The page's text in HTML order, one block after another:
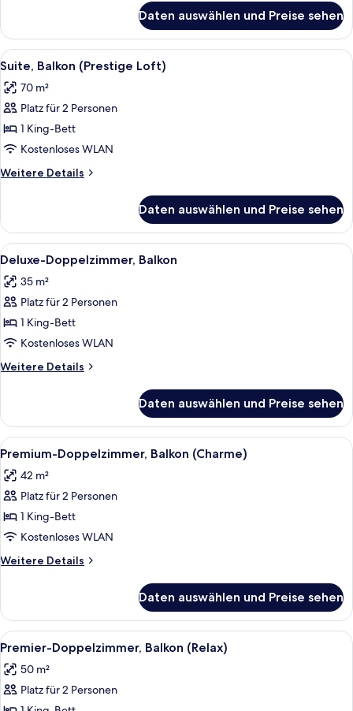
Doppelzimmer,
Balkon
(Junior)
Daten auswählen und Preise sehen
Alle
Fotos
für
Suite,
Balkon
(Prestige
Loft)
anzeigen
Ein modernes Hotelzimmer mit
5
Suite, Balkon (Prestige Loft)
70 m²
Platz für 2 Personen
1 King-Bett
Kostenloses WLAN
Weitere Details
Weitere
Balkon
(Prestige
Loft)
Daten auswählen und Preise sehen
Alle
Fotos
für
Deluxe-
Doppelzimmer,
Balkon
anzeigen
6
Deluxe-Doppelzimmer, Balkon
35 m²
Platz für 2 Personen
1 King-Bett
Kostenloses WLAN
Weitere Details
Weitere
Doppelzimmer,
Balkon
Daten auswählen und Preise sehen
Alle
Fotos
für
Premium-
Doppelzimmer,
Balkon
(Charme)
anzeigen
Ein modernes Hotelzimmer mit
5
Premium-Doppelzimmer, Balkon (Charme)
42 m²
Platz für 2 Personen
1 King-Bett
Kostenloses WLAN
Weitere Details
Weitere
Doppelzimmer,
Balkon
(Charme)
Daten auswählen und Preise sehen
Alle
Fotos
für
Premier-
Ein modernes Wohnzimmer mit
6
Premier-Doppelzimmer, Balkon (Relax)
50 m²
Platz für 2 Personen